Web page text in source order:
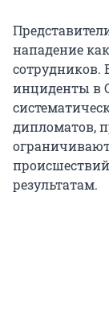
нападение
сотрудников.
инциденты в
дипломатов,
результатам.